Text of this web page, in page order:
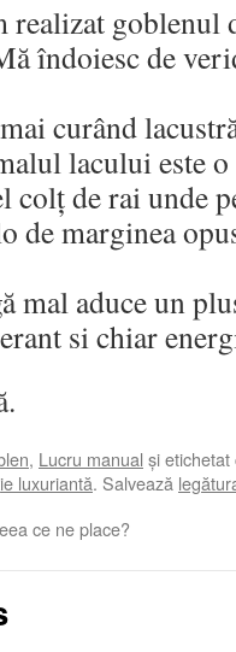
realizat goblenul
îndoiesc de
curând
lacului este
colț de rai unde
de marginea
mal aduce un
si chiar
, Lucru manual și
luxuriantă. Salvează
ce ne place?